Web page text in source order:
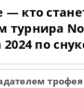
— кто
турнира
по